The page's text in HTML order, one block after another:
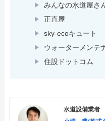
みんなの水道屋さ
正直屋
sky-ecoキュート
ウォーターメンテ
住設ドットコム
水道設備業者